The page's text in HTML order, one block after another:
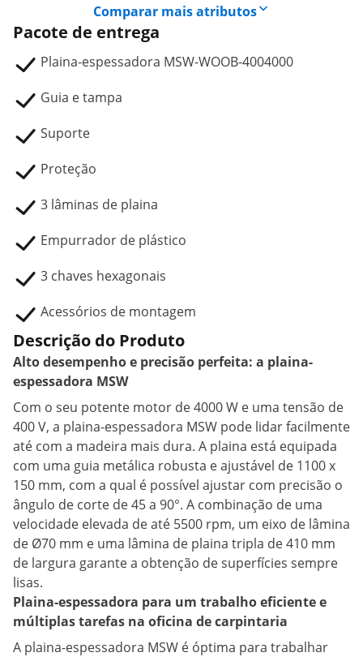
Comparar mais atributos
Pacote de entrega
Plaina-espessadora MSW-WOOB-4004000
Guia e tampa
Suporte
Proteção
3 lâminas de plaina
Empurrador de plástico
3 chaves hexagonais
Acessórios de montagem
Descrição do Produto
Alto desempenho e precisão perfeita: a plaina-
espessadora MSW
Com o seu potente motor de 4000 W e uma tensão de
400 V, a plaina-espessadora MSW pode lidar facilmente
até com a madeira mais dura. A plaina está equipada
com uma guia metálica robusta e ajustável de 1100 x
150 mm, com a qual é possível ajustar com precisão o
ângulo de corte de 45 a 90°. A combinação de uma
velocidade elevada de até 5500 rpm, um eixo de lâmina
de Ø70 mm e uma lâmina de plaina tripla de 410 mm
de largura garante a obtenção de superfícies sempre
lisas.
Plaina-espessadora para um trabalho eficiente e
múltiplas tarefas na oficina de carpintaria
A plaina-espessadora MSW é óptima para trabalhar